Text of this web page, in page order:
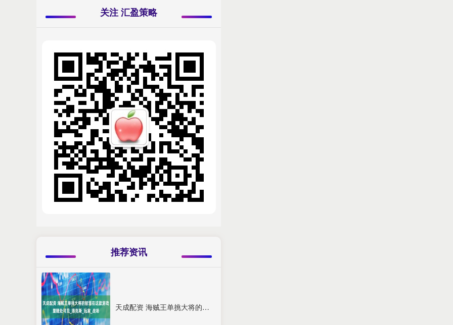
关注 汇盈策略
推荐资讯
天成配资 海贼王单挑大将的智慧在这款游戏里随处可见_洛克斯_玩家_战场